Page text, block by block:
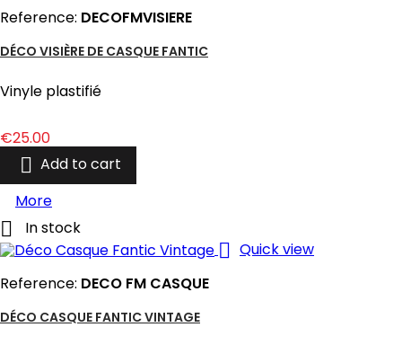
Reference: DECOFMVISIERE
DÉCO VISIÈRE DE CASQUE FANTIC
Vinyle plastifié
Price
€25.00
 Add to cart
More
 In stock
 Quick view
Reference: DECO FM CASQUE
DÉCO CASQUE FANTIC VINTAGE